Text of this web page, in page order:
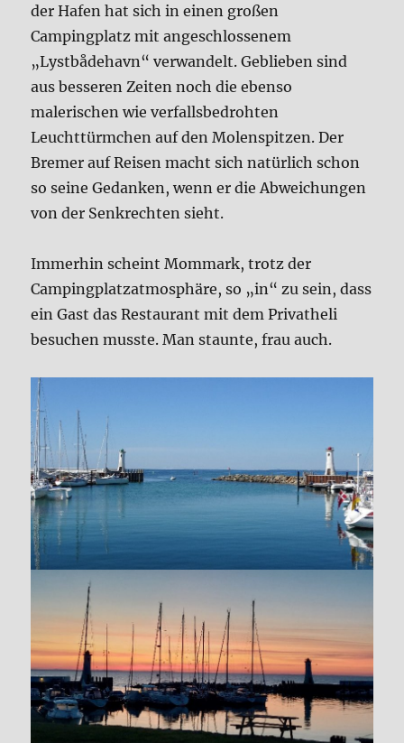
der Hafen hat sich in einen großen
Campingplatz mit angeschlossenem
„Lystbådehavn“ verwandelt. Geblieben sind
aus besseren Zeiten noch die ebenso
malerischen wie verfallsbedrohten
Leuchttürmchen auf den Molenspitzen. Der
Bremer auf Reisen macht sich natürlich schon
so seine Gedanken, wenn er die Abweichungen
von der Senkrechten sieht.
Immerhin scheint Mommark, trotz der
Campingplatzatmosphäre, so „in“ zu sein, dass
ein Gast das Restaurant mit dem Privatheli
besuchen musste. Man staunte, frau auch.